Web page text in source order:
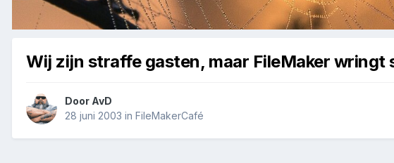
Wij zijn straffe gasten, maar FileMaker wringt
Door AvD
28 juni 2003 in FileMakerCafé